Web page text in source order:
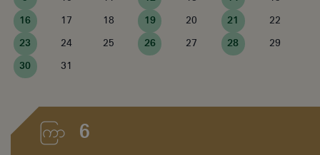
16
17 18 19 20 21
22
23
24 25 26 27 28
29
30
31
ကြာ 6